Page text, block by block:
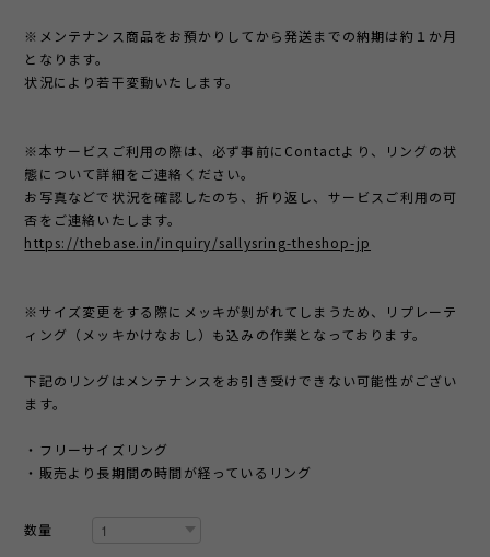
※メンテナンス商品をお預かりしてから発送までの納期は約１か月
となります。
状況により若干変動いたします。
※本サービスご利用の際は、必ず事前にContactより、リングの状
態について詳細をご連絡ください。
お写真などで状況を確認したのち、折り返し、サービスご利用の可
否をご連絡いたします。
https://thebase.in/inquiry/sallysring-theshop-jp
※サイズ変更をする際にメッキが剝がれてしまうため、リプレーテ
ィング（メッキかけなおし）も込みの作業となっております。
下記のリングはメンテナンスをお引き受けできない可能性がござい
ます。
・フリーサイズリング
・販売より長期間の時間が経っているリング
数量